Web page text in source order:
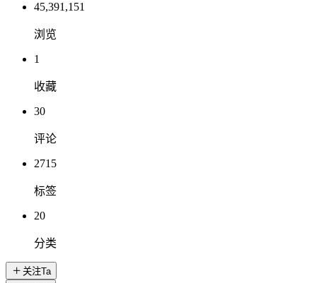
45,391,151
浏览
1
收藏
30
评论
2715
标签
20
分类
关注Ta